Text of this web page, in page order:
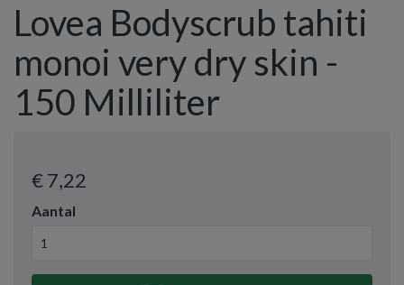
Lovea Bodyscrub tahiti
monoi very dry skin -
150 Milliliter
€ 7,22
Aantal